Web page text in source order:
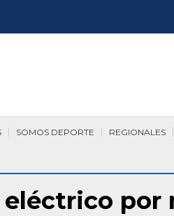
REGIONALES
SOMOS DEPORTE
por